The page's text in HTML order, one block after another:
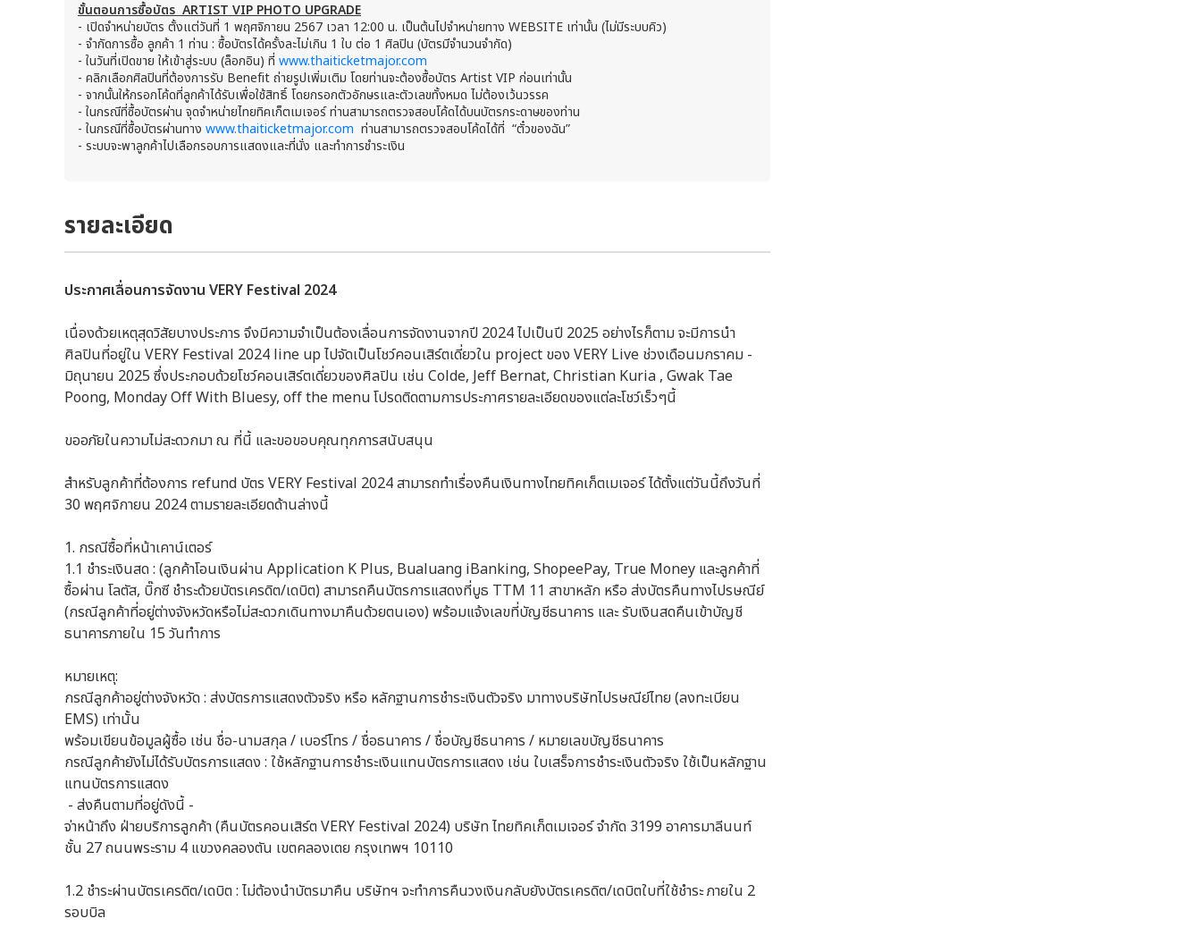
ขั้นตอนการซื้อบัตร ARTIST VIP PHOTO UPGRADE
- เปิดจำหน่ายบัตร ตั้งแต่วันที่ 1 พฤศจิกายน 2567 เวลา 12:00 น. เป็นต้นไปจำหน่ายทาง WEBSITE เท่านั้น (ไม่มีระบบคิว)
- จำกัดการซื้อ ลูกค้า 1 ท่าน : ซื้อบัตรได้ครั้งละไม่เกิน 1 ใบ ต่อ 1 ศิลปิน (บัตรมีจำนวนจำกัด)
- ในวันที่เปิดขาย ให้เข้าสู่ระบบ (ล็อกอิน) ที่ www.thaiticketmajor.com
- คลิกเลือกศิลปินที่ต้องการรับ Benefit ถ่ายรูปเพิ่มเติม โดยท่านจะต้องซื้อบัตร Artist VIP ก่อนเท่านั้น
- จากนั้นให้กรอกโค้ดที่ลูกค้าได้รับเพื่อใช้สิทธิ์ โดยกรอกตัวอักษรและตัวเลขทั้งหมด ไม่ต้องเว้นวรรค
- ในกรณีที่ซื้อบัตรผ่าน จุดจำหน่ายไทยทิคเก็ตเมเจอร์ ท่านสามารถตรวจสอบโค้ดได้บนบัตรกระดาษของท่าน
- ในกรณีที่ซื้อบัตรผ่านทาง www.thaiticketmajor.com ท่านสามารถตรวจสอบโค้ดได้ที่ “ตั๋วของฉัน”
- ระบบจะพาลูกค้าไปเลือกรอบการแสดงและที่นั่ง และทำการชำระเงิน
รายละเอียด
ประกาศเลื่อนการจัดงาน VERY Festival 2024
เนื่องด้วยเหตุสุดวิสัยบางประการ จึงมีความจำเป็นต้องเลื่อนการจัดงานจากปี 2024 ไปเป็นปี 2025 อย่างไรก็ตาม จะมีการนำ
ศิลปินที่อยู่ใน VERY Festival 2024 line up ไปจัดเป็นโชว์คอนเสิร์ตเดี่ยวใน project ของ VERY Live ช่วงเดือนมกราคม -
มิถุนายน 2025 ซึ่งประกอบด้วยโชว์คอนเสิร์ตเดี่ยวของศิลปิน เช่น Colde, Jeff Bernat, Christian Kuria , Gwak Tae
Poong, Monday Off With Bluesy, off the menu โปรดติดตามการประกาศรายละเอียดของแต่ละโชว์เร็วๆนี้
ขออภัยในความไม่สะดวกมา ณ ที่นี้ และขอขอบคุณทุกการสนับสนุน
สำหรับลูกค้าที่ต้องการ refund บัตร VERY Festival 2024 สามารถทำเรื่องคืนเงินทางไทยทิคเก็ตเมเจอร์ ได้ตั้งแต่วันนี้ถึงวันที่
30 พฤศจิกายน 2024 ตามรายละเอียดด้านล่างนี้
1. กรณีซื้อที่หน้าเคาน์เตอร์
1.1 ชำระเงินสด : (ลูกค้าโอนเงินผ่าน Application K Plus, Bualuang iBanking, ShopeePay, True Money และลูกค้าที่
ซื้อผ่าน โลตัส, บิ๊กซี ชำระด้วยบัตรเครดิต/เดบิต) สามารถคืนบัตรการแสดงที่บูธ TTM 11 สาขาหลัก หรือ ส่งบัตรคืนทางไปรษณีย์
(กรณีลูกค้าที่อยู่ต่างจังหวัดหรือไม่สะดวกเดินทางมาคืนด้วยตนเอง) พร้อมแจ้งเลขที่บัญชีธนาคาร และ รับเงินสดคืนเข้าบัญชี
ธนาคารภายใน 15 วันทำการ
หมายเหตุ:
กรณีลูกค้าอยู่ต่างจังหวัด : ส่งบัตรการแสดงตัวจริง หรือ หลักฐานการชำระเงินตัวจริง มาทางบริษัทไปรษณีย์ไทย (ลงทะเบียน
EMS) เท่านั้น
พร้อมเขียนข้อมูลผู้ซื้อ เช่น ชื่อ-นามสกุล / เบอร์โทร / ชื่อธนาคาร / ชื่อบัญชีธนาคาร / หมายเลขบัญชีธนาคาร
กรณีลูกค้ายังไม่ได้รับบัตรการแสดง : ใช้หลักฐานการชำระเงินแทนบัตรการแสดง เช่น ใบเสร็จการชำระเงินตัวจริง ใช้เป็นหลักฐาน
แทนบัตรการแสดง
- ส่งคืนตามที่อยู่ดังนี้ -
จ่าหน้าถึง ฝ่ายบริการลูกค้า (คืนบัตรคอนเสิร์ต VERY Festival 2024) บริษัท ไทยทิคเก็ตเมเจอร์ จำกัด 3199 อาคารมาลีนนท์
ชั้น 27 ถนนพระราม 4 แขวงคลองตัน เขตคลองเตย กรุงเทพฯ 10110
1.2 ชำระผ่านบัตรเครดิต/เดบิต : ไม่ต้องนำบัตรมาคืน บริษัทฯ จะทำการคืนวงเงินกลับยังบัตรเครดิต/เดบิตใบที่ใช้ชำระ ภายใน 2
รอบบิล